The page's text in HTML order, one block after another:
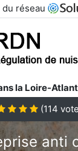
réseau
la Loire-
(114
anti